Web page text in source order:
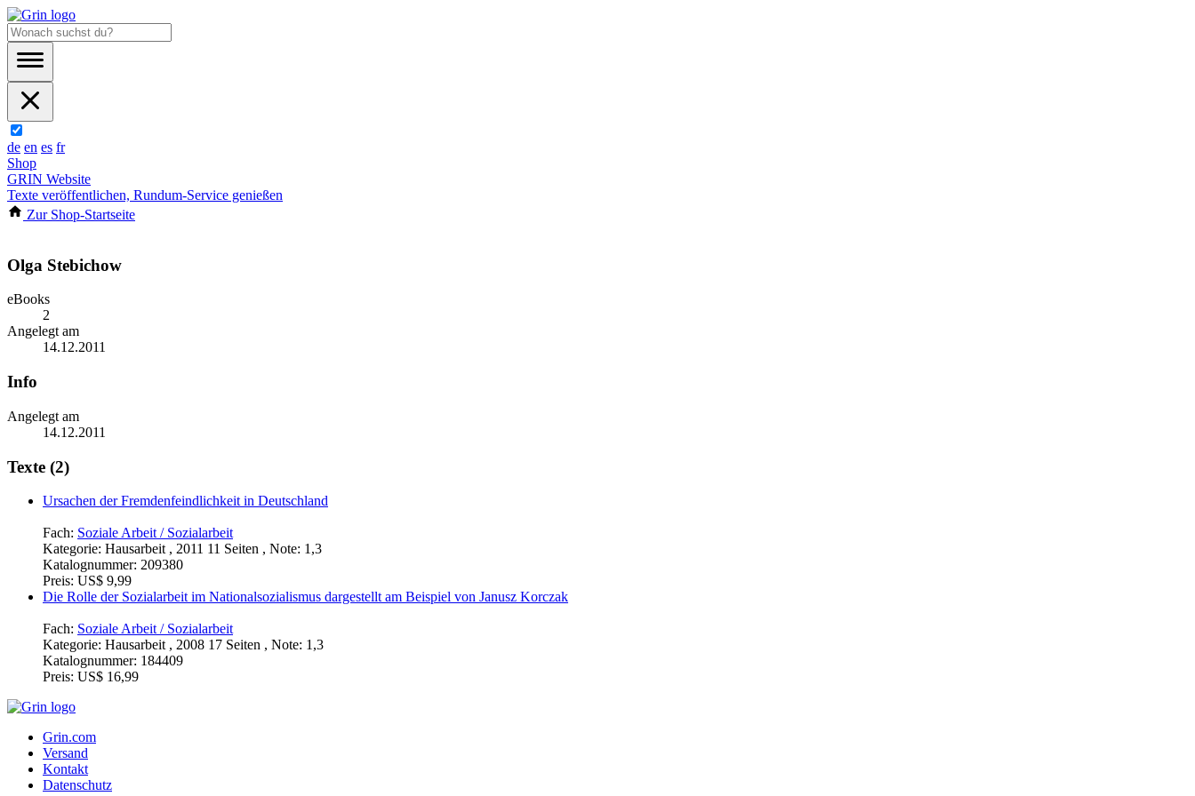
de en es fr
Shop
GRIN Website
Texte veröffentlichen, Rundum-Service genießen
Zur Shop-Startseite
Olga Stebichow
eBooks
2
Angelegt am
14.12.2011
Info
Angelegt am
14.12.2011
Texte (2)
Ursachen der Fremdenfeindlichkeit in Deutschland
Fach: Soziale Arbeit / Sozialarbeit
Kategorie: Hausarbeit , 2011 11 Seiten , Note: 1,3
Katalognummer: 209380
Preis: US$ 9,99
Die Rolle der Sozialarbeit im Nationalsozialismus dargestellt am Beispiel von Janusz Korczak
Fach: Soziale Arbeit / Sozialarbeit
Kategorie: Hausarbeit , 2008 17 Seiten , Note: 1,3
Katalognummer: 184409
Preis: US$ 16,99
Grin.com
Versand
Kontakt
Datenschutz